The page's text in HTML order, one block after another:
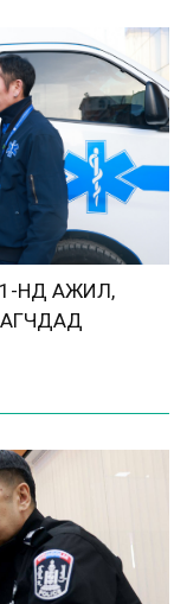
НД АЖИЛ,